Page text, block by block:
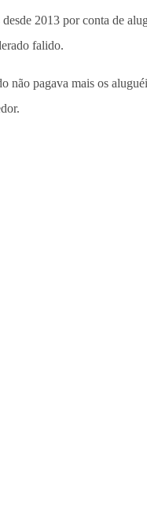
2013 por conta de
falido.
pagava mais os